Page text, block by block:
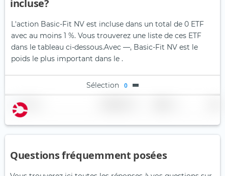
incluse?
L'action Basic-Fit NV est incluse dans un total de 0 ETF
avec au moins 1 %. Vous trouverez une liste de ces ETF
dans le tableau ci-dessous.Avec —, Basic-Fit NV est le
poids le plus important dans le .
Sélection 0
Nom
Questions fréquemment posées